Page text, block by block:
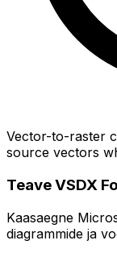
Vector-to-raster
source vectors
Teave VSDX
Kaasaegne
diagrammide ja